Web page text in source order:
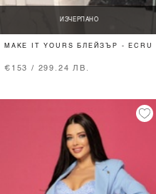
ИЗЧЕРПАНО
MAKE IT YOURS БЛЕЙЗЪР - ECRU
€153 / 299.24 ЛВ.